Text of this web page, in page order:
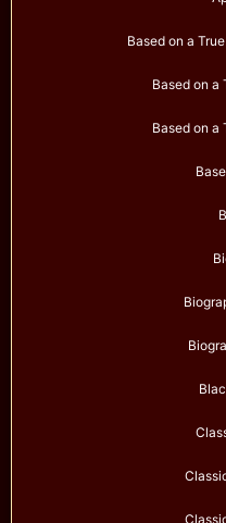
Based on a
Based on a
Based on a